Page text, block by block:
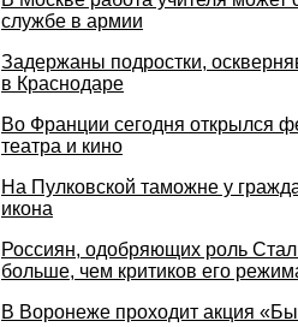
службе в армии
Задержаны подростки,
в Краснодаре
Во Франции сегодня открылся
театра и кино
На Пулковской таможне у
икона
Россиян, одобряющих роль
больше, чем критиков его
В Воронеже проходит акция